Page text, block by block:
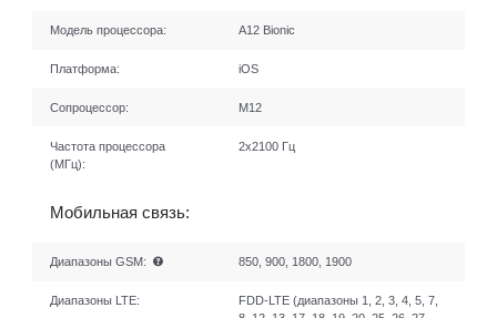
Модель процессора: A12 Bionic
Платформа: iOS
Сопроцессор: М12
Частота процессора
(МГц):
2х2100 Гц
Мобильная связь:
Диапазоны GSM: 850, 900, 1800, 1900
Диапазоны LTE:
FDD-LTE (диапазоны 1, 2, 3, 4, 5, 7,